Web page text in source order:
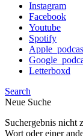
Instagram
Facebook
Youtube
Spotify
Letterboxd
Search
Neue Suche
Suchergebnis nicht
Wort oder einer